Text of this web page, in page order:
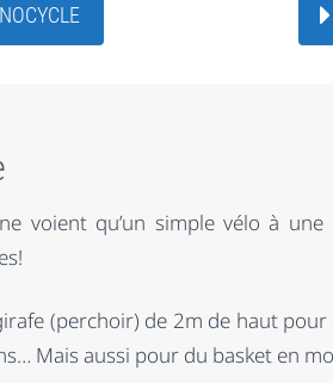
voient qu’un simple vélo à
(perchoir) de 2m de haut
Mais aussi pour du basket en